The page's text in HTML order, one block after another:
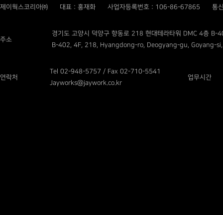
제이웍스코리아㈜ 대표 : 홍재화 사업자등록번호 : 106-86-67865 통
주소
경기도 고양시 덕양구 향동로 218 현대테라타워 DMC 4층 B-
B-402, 4F, 218, Hyangdong-ro, Deogyang-gu, Goyang-
연락처
Tel 02-948-5757 / Fax 02-710-5541
Jayworks@jaywork.co.kr
업무시간